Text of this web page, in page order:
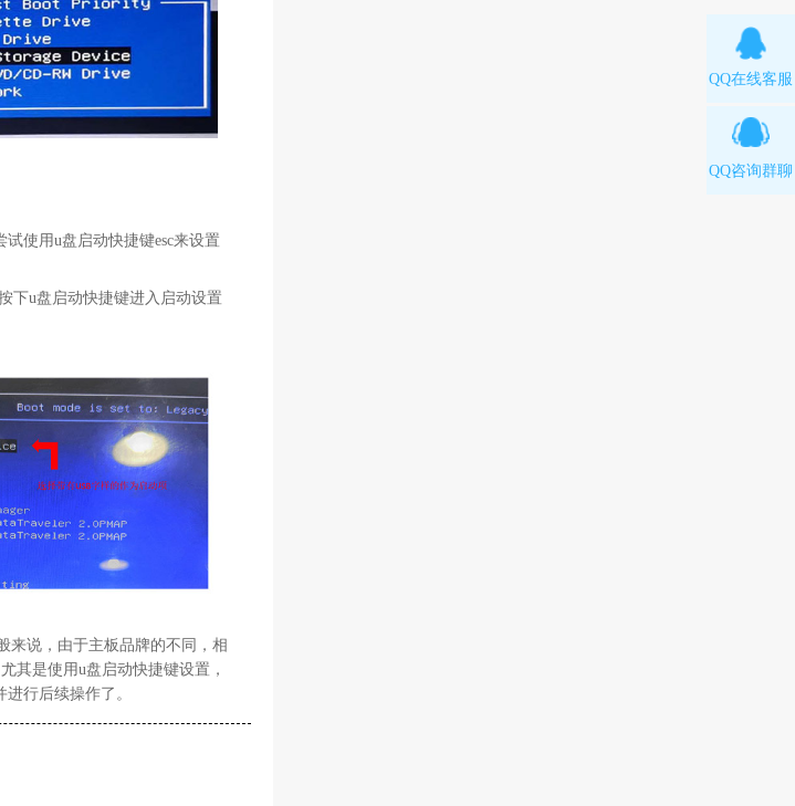
使用u盘启动快捷键esc来设置
下u盘启动快捷键进入启动设置
说，由于主板品牌的不同，相
其是使用u盘启动快捷键设置，
行后续操作了。
QQ在线客服
QQ咨询群聊